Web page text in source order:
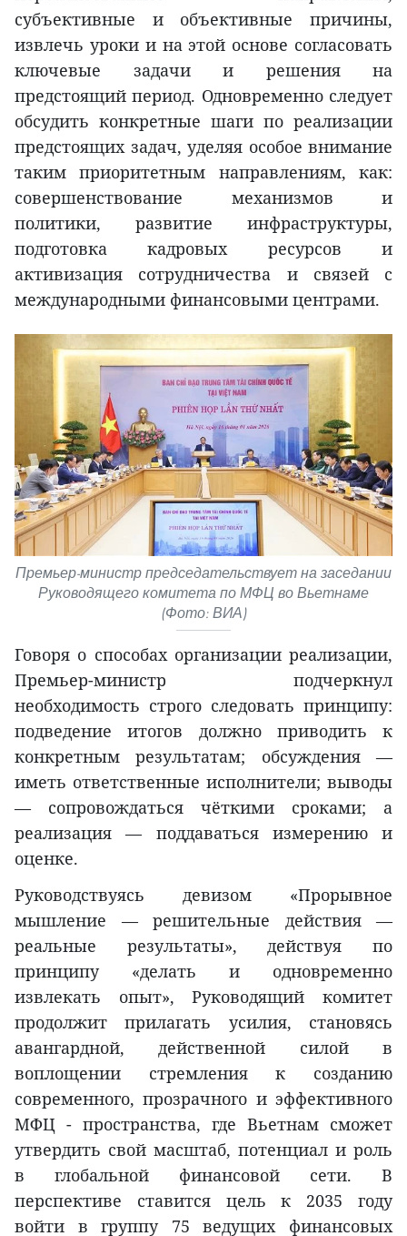
субъективные и объективные причины,
извлечь уроки и на этой основе согласовать
ключевые задачи и решения на
предстоящий период. Одновременно следует
обсудить конкретные шаги по реализации
предстоящих задач, уделяя особое внимание
таким приоритетным направлениям, как:
совершенствование механизмов и
политики, развитие инфраструктуры,
подготовка кадровых ресурсов и
активизация сотрудничества и связей с
международными финансовыми центрами.
Премьер-министр председательствует на заседании
Руководящего комитета по МФЦ во Вьетнаме
(Фото: ВИА)
Говоря о способах организации реализации,
Премьер-министр подчеркнул
необходимость строго следовать принципу:
подведение итогов должно приводить к
конкретным результатам; обсуждения —
иметь ответственные исполнители; выводы
— сопровождаться чёткими сроками; а
реализация — поддаваться измерению и
оценке.
Руководствуясь девизом «Прорывное
мышление — решительные действия —
реальные результаты», действуя по
принципу «делать и одновременно
извлекать опыт», Руководящий комитет
продолжит прилагать усилия, становясь
авангардной, действенной силой в
воплощении стремления к созданию
современного, прозрачного и эффективного
МФЦ - пространства, где Вьетнам сможет
утвердить свой масштаб, потенциал и роль
в глобальной финансовой сети. В
перспективе ставится цель к 2035 году
войти в группу 75 ведущих финансовых